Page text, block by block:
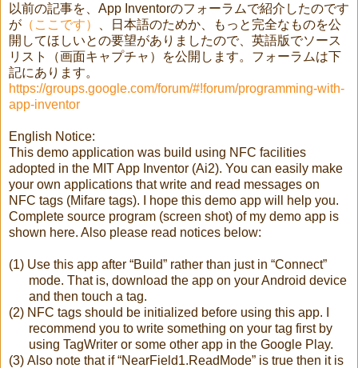
以前の記事を、 App Inventorのフォーラムで紹介したのです
が （ここです）
、日本語のためか、もっと完全なものを公
開してほしいとの要望がありましたので、英語版でソース
リスト（画面キャプチャ）を公開します。フォーラムは下
記にあります。
https://groups.google.com/forum/#!forum/programming-with-
app-inventor
English Notice:
This demo application was build using NFC facilities
adopted in the MIT App Inventor (Ai2). You can easily make
your own applications that write and read messages on
NFC tags (Mifare tags). I hope this demo app will help you.
Complete source program (screen shot) of my demo app is
shown here. Also please read notices below:
(1) Use this app after “Build” rather than just in “Connect”
mode. That is, download the app on your Android device
and then touch a tag.
(2) NFC tags should be initialized before using this app. I
recommend you to write something on your tag first by
using TagWriter or some other app in the Google Play.
(3) Also note that if “NearField1.ReadMode” is true then it is